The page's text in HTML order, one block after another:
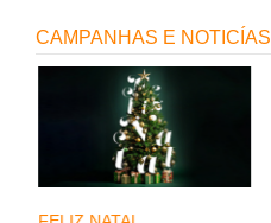
CAMPANHAS E NOTICÍAS